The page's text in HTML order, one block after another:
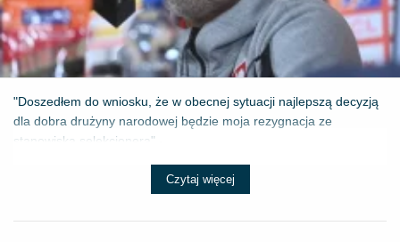
"Doszedłem do wniosku, że w obecnej sytuacji najlepszą decyzją
dla dobra drużyny narodowej będzie moja rezygnacja ze
stanowiska selekcjonera" - ...
Czytaj więcej